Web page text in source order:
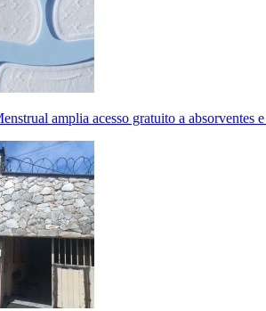
amplia acesso gratuito a absorventes